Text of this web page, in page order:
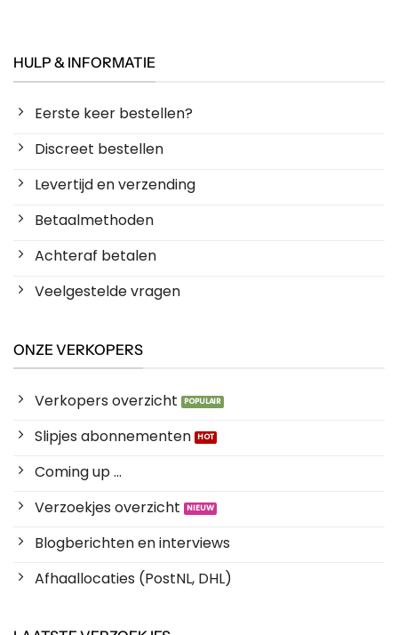
HULP & INFORMATIE
Eerste keer bestellen?
Discreet bestellen
Levertijd en verzending
Betaalmethoden
Achteraf betalen
Veelgestelde vragen
ONZE VERKOPERS
Verkopers overzicht
Slipjes abonnementen
Coming up ...
Verzoekjes overzicht
Blogberichten en interviews
Afhaallocaties (PostNL, DHL)